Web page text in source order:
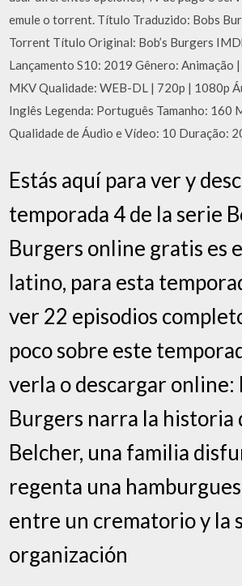
emule o torrent. Título Traduzido: Bobs
Torrent Título Original: Bob’s Burgers
Lançamento S10: 2019 Gênero: Animação
MKV Qualidade: WEB-DL | 720p | 1080p
Inglês Legenda: Português Tamanho: 160
Qualidade de Áudio e Vídeo: 10 Duração:
Estás aquí para ver y
temporada 4 de la serie
Burgers online gratis es
latino, para esta
ver 22 episodios
poco sobre este
verla o descargar online:
Burgers narra la historia
Belcher, una familia
regenta una
entre un crematorio y la
organización